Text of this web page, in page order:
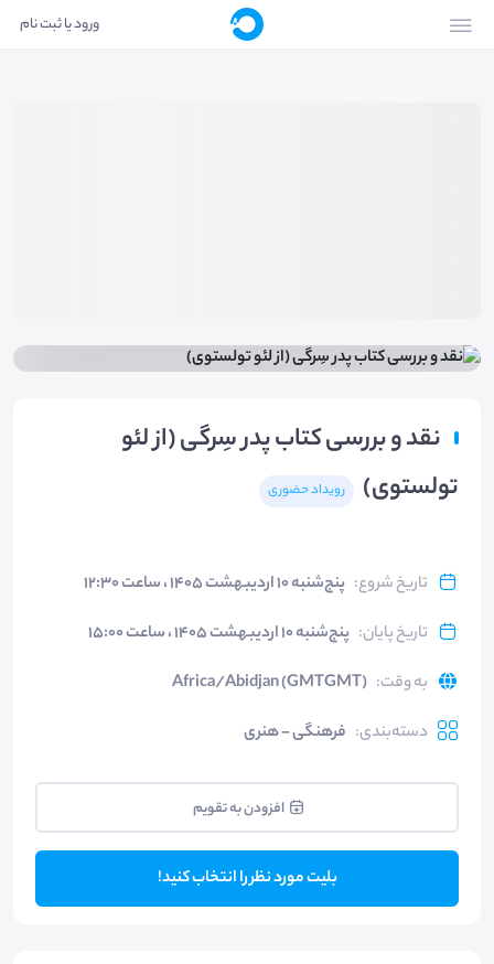
ورود یا ثبت نام
نقد و بررسی کتاب پدر سِرگی (از لئو
تولستوی)
رویداد حضوری
تاریخ شروع: پنج‌شنبه ۱۰ اردیبهشت ۱۴۰۵ ، ساعت ۱۲:۳۰
تاریخ پایان: پنج‌شنبه ۱۰ اردیبهشت ۱۴۰۵ ، ساعت ۱۵:۰۰
به وقت:
Africa/Abidjan (GMTGMT)
دسته‌بندی: فرهنگی - هنری
افزودن به تقویم
بلیت مورد نظر را انتخاب کنید!